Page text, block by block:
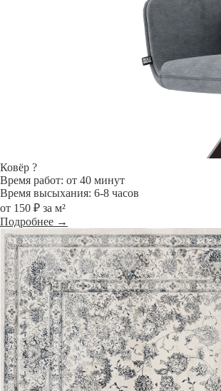
Ковёр ?
Время работ: от 40 минут
Время высыхания: 6-8 часов
от 150 ₽ за м²
Подробнее →